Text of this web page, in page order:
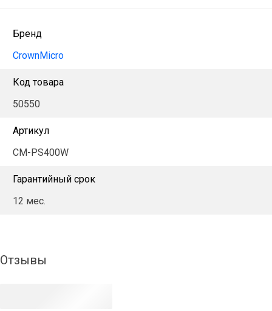
Бренд
CrownMicro
Код товара
50550
Артикул
CM-PS400W
Гарантийный срок
12 мес.
Отзывы